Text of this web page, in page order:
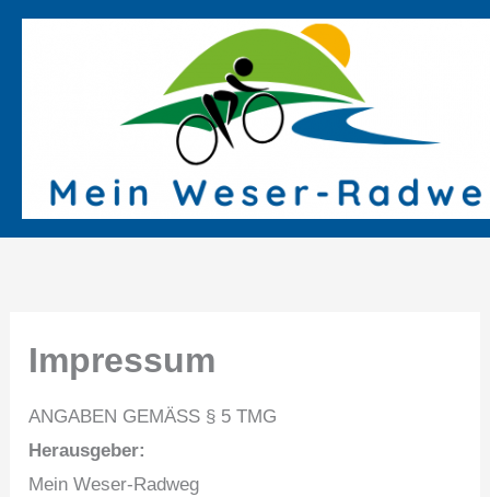
Zum
Impressum
ANGABEN GEMÄSS § 5 TMG
Herausgeber:
Mein Weser-Radweg